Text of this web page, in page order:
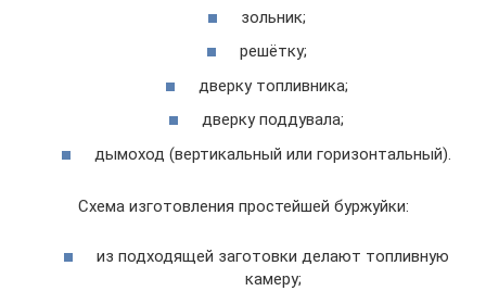
зольник;
решётку;
дверку топливника;
дверку поддувала;
дымоход (вертикальный или горизонтальный).
Схема изготовления простейшей буржуйки:
из подходящей заготовки делают топливную
камеру;